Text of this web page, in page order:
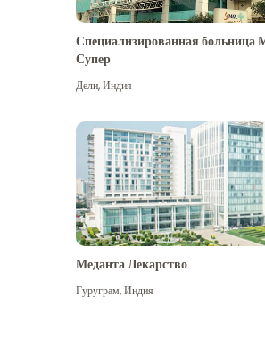
Специализированная больница
Супер
Дели,Индия
Меданта Лекарство
Гуруграм,Индия